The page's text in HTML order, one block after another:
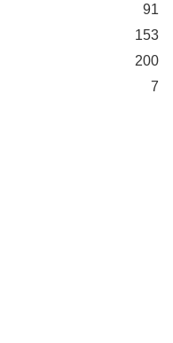
91
153
200
7